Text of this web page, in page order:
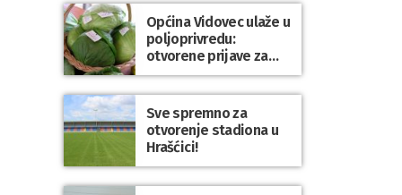
Općina Vidovec ulaže u
poljoprivredu:
otvorene prijave za
općinske potpore
Sve spremno za
otvorenje stadiona u
Hrašćici!